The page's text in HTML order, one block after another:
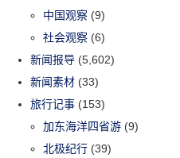
中国观察 (9)
社会观察 (6)
新闻报导 (5,602)
新闻素材 (33)
旅行记事 (153)
加东海洋四省游 (9)
北极纪行 (39)